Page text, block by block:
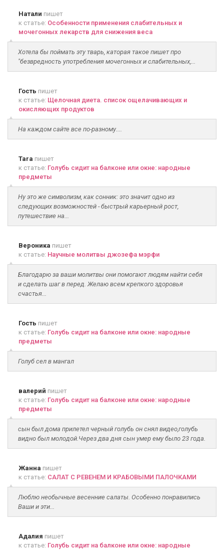
Натали пишет
к статье: Особенности применения слабительных и
мочегонных лекарств для снижения веса
Хотела бы поймать эту тварь, каторая такое пишет про
"безвредность употребления мочегонных и слабительных,...
Гость пишет
к статье: Щелочная диета. список ощелачивающих и
окисляющих продуктов
На каждом сайте все по-разному....
Tara пишет
к статье: Голубь сидит на балконе или окне: народные
предметы
Ну это же символизм, как сонник: это значит одно из
следующих возможностей - быстрый карьерный рост,
путешествие на...
Вероника пишет
к статье: Научные молитвы джозефа мэрфи
Благодарю за ваши молитвы они помогают людям найти себя
и сделать шаг в перед. Желаю всем крепкого здоровья
счастья...
Гость пишет
к статье: Голубь сидит на балконе или окне: народные
предметы
Голуб сел в мангал
валерий пишет
к статье: Голубь сидит на балконе или окне: народные
предметы
сын был дома прилетел черный голубь он снял видео,голубь
видно был молодой.Через два дня сын умер ему было 23 года.
Жанна пишет
к статье: САЛАТ С РЕВЕНЕМ И КРАБОВЫМИ ПАЛОЧКАМИ
Люблю необычные весенние салаты. Особенно понравились
Ваши и эти...
Адалия пишет
к статье: Голубь сидит на балконе или окне: народные